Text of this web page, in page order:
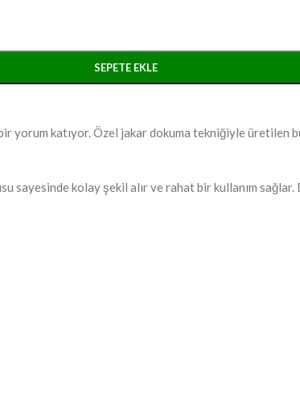
SEPETE EKLE
yorum katıyor. Özel jakar dokuma tekniğiyle üretilen
sayesinde kolay şekil alır ve rahat bir kullanım